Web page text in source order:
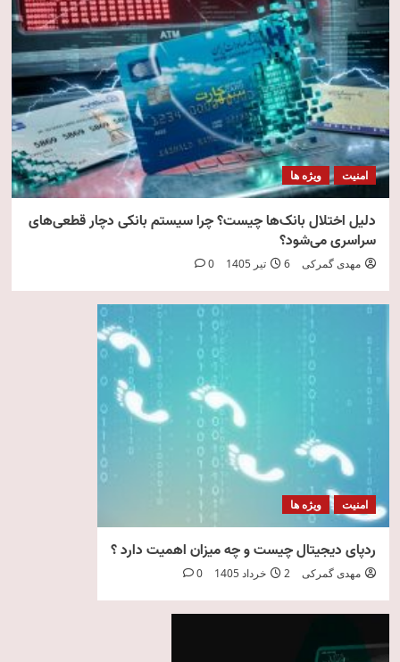
امنیت ویژه ها
دلیل اختلال بانک‌ها چیست؟ چرا سیستم بانکی دچار قطعی‌های
سراسری می‌شود؟
مهدی گمرکی 6 تیر 1405 0
امنیت ویژه ها
ردپای دیجیتال چیست و چه میزان اهمیت دارد ؟
مهدی گمرکی 2 خرداد 1405 0